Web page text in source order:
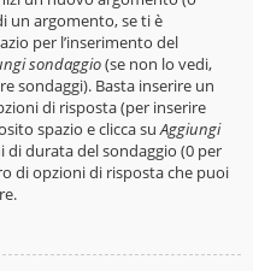
un argomento, se ti è
per l’inserimento del
sondaggio(se non lo vedi,
sondaggi). Basta inserire un
di risposta (per inserire
spazio e clicca su Aggiungi
di durata del sondaggio (0 per
di opzioni di risposta che puoi